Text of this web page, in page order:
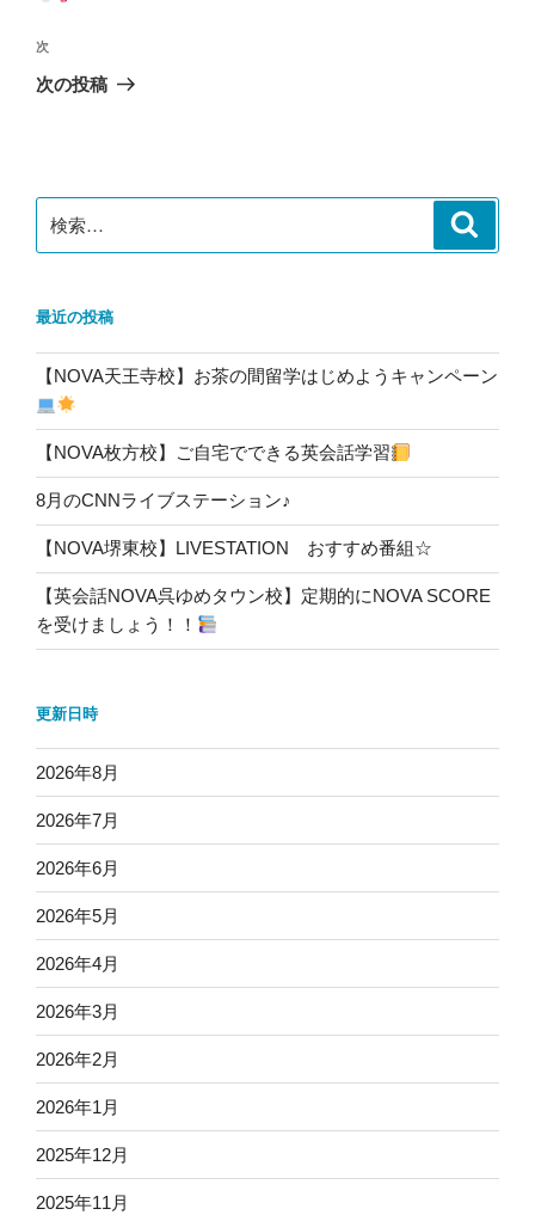
ゲ
ー
次
の
次
次の投稿
索:
最近の投稿
【NOVA天王寺校】お茶の間留学はじめようキャンペーン
【NOVA枚方校】ご自宅でできる英会話学習
8月のCNNライブステーション♪
【NOVA堺東校】LIVESTATION おすすめ番組☆
【英会話NOVA呉ゆめタウン校】定期的にNOVA SCORE
を受けましょう！！
更新日時
2026年8月
2026年7月
2026年6月
2026年5月
2026年4月
2026年3月
2026年2月
2026年1月
2025年12月
2025年11月